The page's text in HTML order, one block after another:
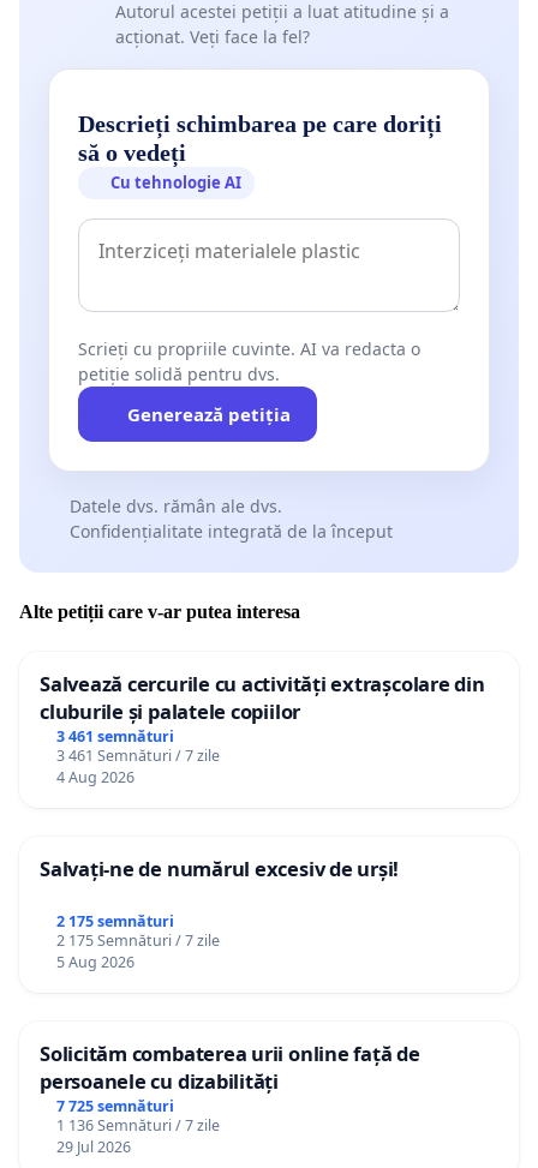
Autorul acestei petiții a luat atitudine și a
acționat. Veți face la fel?
Descrieți schimbarea pe care doriți
să o vedeți
Cu tehnologie AI
Scrieți cu propriile cuvinte. AI va redacta o
petiție solidă pentru dvs.
Generează petiția
Datele dvs. rămân ale dvs.
Confidențialitate integrată de la început
Alte petiții care v-ar putea interesa
Salvează cercurile cu activități extrașcolare din
cluburile și palatele copiilor
3 461 semnături
3 461 Semnături / 7 zile
4 Aug 2026
Salvați-ne de numărul excesiv de urși!
2 175 semnături
2 175 Semnături / 7 zile
5 Aug 2026
Solicităm combaterea urii online față de
persoanele cu dizabilități
7 725 semnături
1 136 Semnături / 7 zile
29 Jul 2026